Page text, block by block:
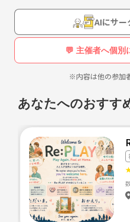
遊びに恋愛話に、いろ
・バックパッカー
・世界一周経験あり&興味あり
・旅仲間募集中
・旅先の情報が欲しい、話を聞き
・留学経験あり
・海外生活経験あり
などなど
AIにサー
💬 主催者へ個別
※内容は他の参加
あなたへのおすす